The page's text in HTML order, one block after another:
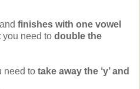
andfinishes with one vowel
you need todouble the
need totake away the ‘y’ and